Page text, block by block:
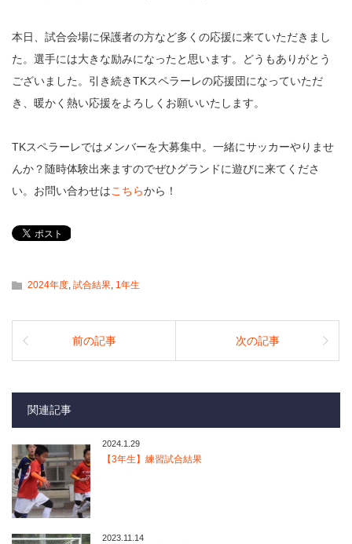
本日、試合会場に保護者の方など多くの応援に来ていただきまし
た。選手には大きな励みになったと思います。どうもありがとう
ございました。引き続きTKスペラーレの応援団になっていただ
き、暖かく熱い応援をよろしくお願いいたします。
TKスペラーレではメンバーを大募集中。一緒にサッカーやりませ
んか？随時体験出来ますのでぜひグランドに遊びに来てくださ
い。お問い合わせはこちらから！
2024年度, 試合結果, 1年生
前の記事 次の記事
関連記事
2024.1.29
【3年生】練習試合結果
2023.11.14